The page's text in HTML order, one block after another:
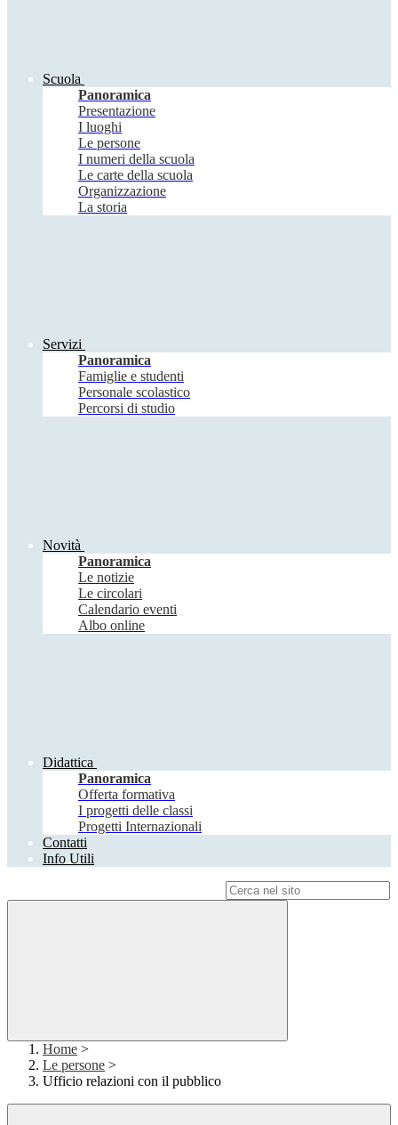
Scuola
Panoramica
Presentazione
I luoghi
Le persone
I numeri della scuola
Le carte della scuola
Organizzazione
La storia
Servizi
Panoramica
Famiglie e studenti
Personale scolastico
Percorsi di studio
Novità
Panoramica
Le notizie
Le circolari
Calendario eventi
Albo online
Didattica
Panoramica
Offerta formativa
I progetti delle classi
Progetti Internazionali
Contatti
Info Utili
Home >
Le persone >
Ufficio relazioni con il pubblico